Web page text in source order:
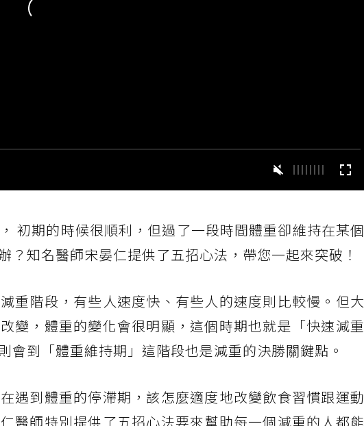
初期的時候很順利，但過了一段時間體重卻維持在某個
？知名醫師宋晏仁提供了五招心法，帶您一起來突破！
重階段，有些人速度快、有些人的速度則比較慢。但大
變，體重的變化會很明顯，這個時期也就是「快速減重
會到「體重維持期」這階段也是減重的決勝關鍵點。
遇到體重的停滯期，該怎麼適度地改變飲食習慣跟運動
醫師特別提供了五招心法要來幫助每一個減重的人都能